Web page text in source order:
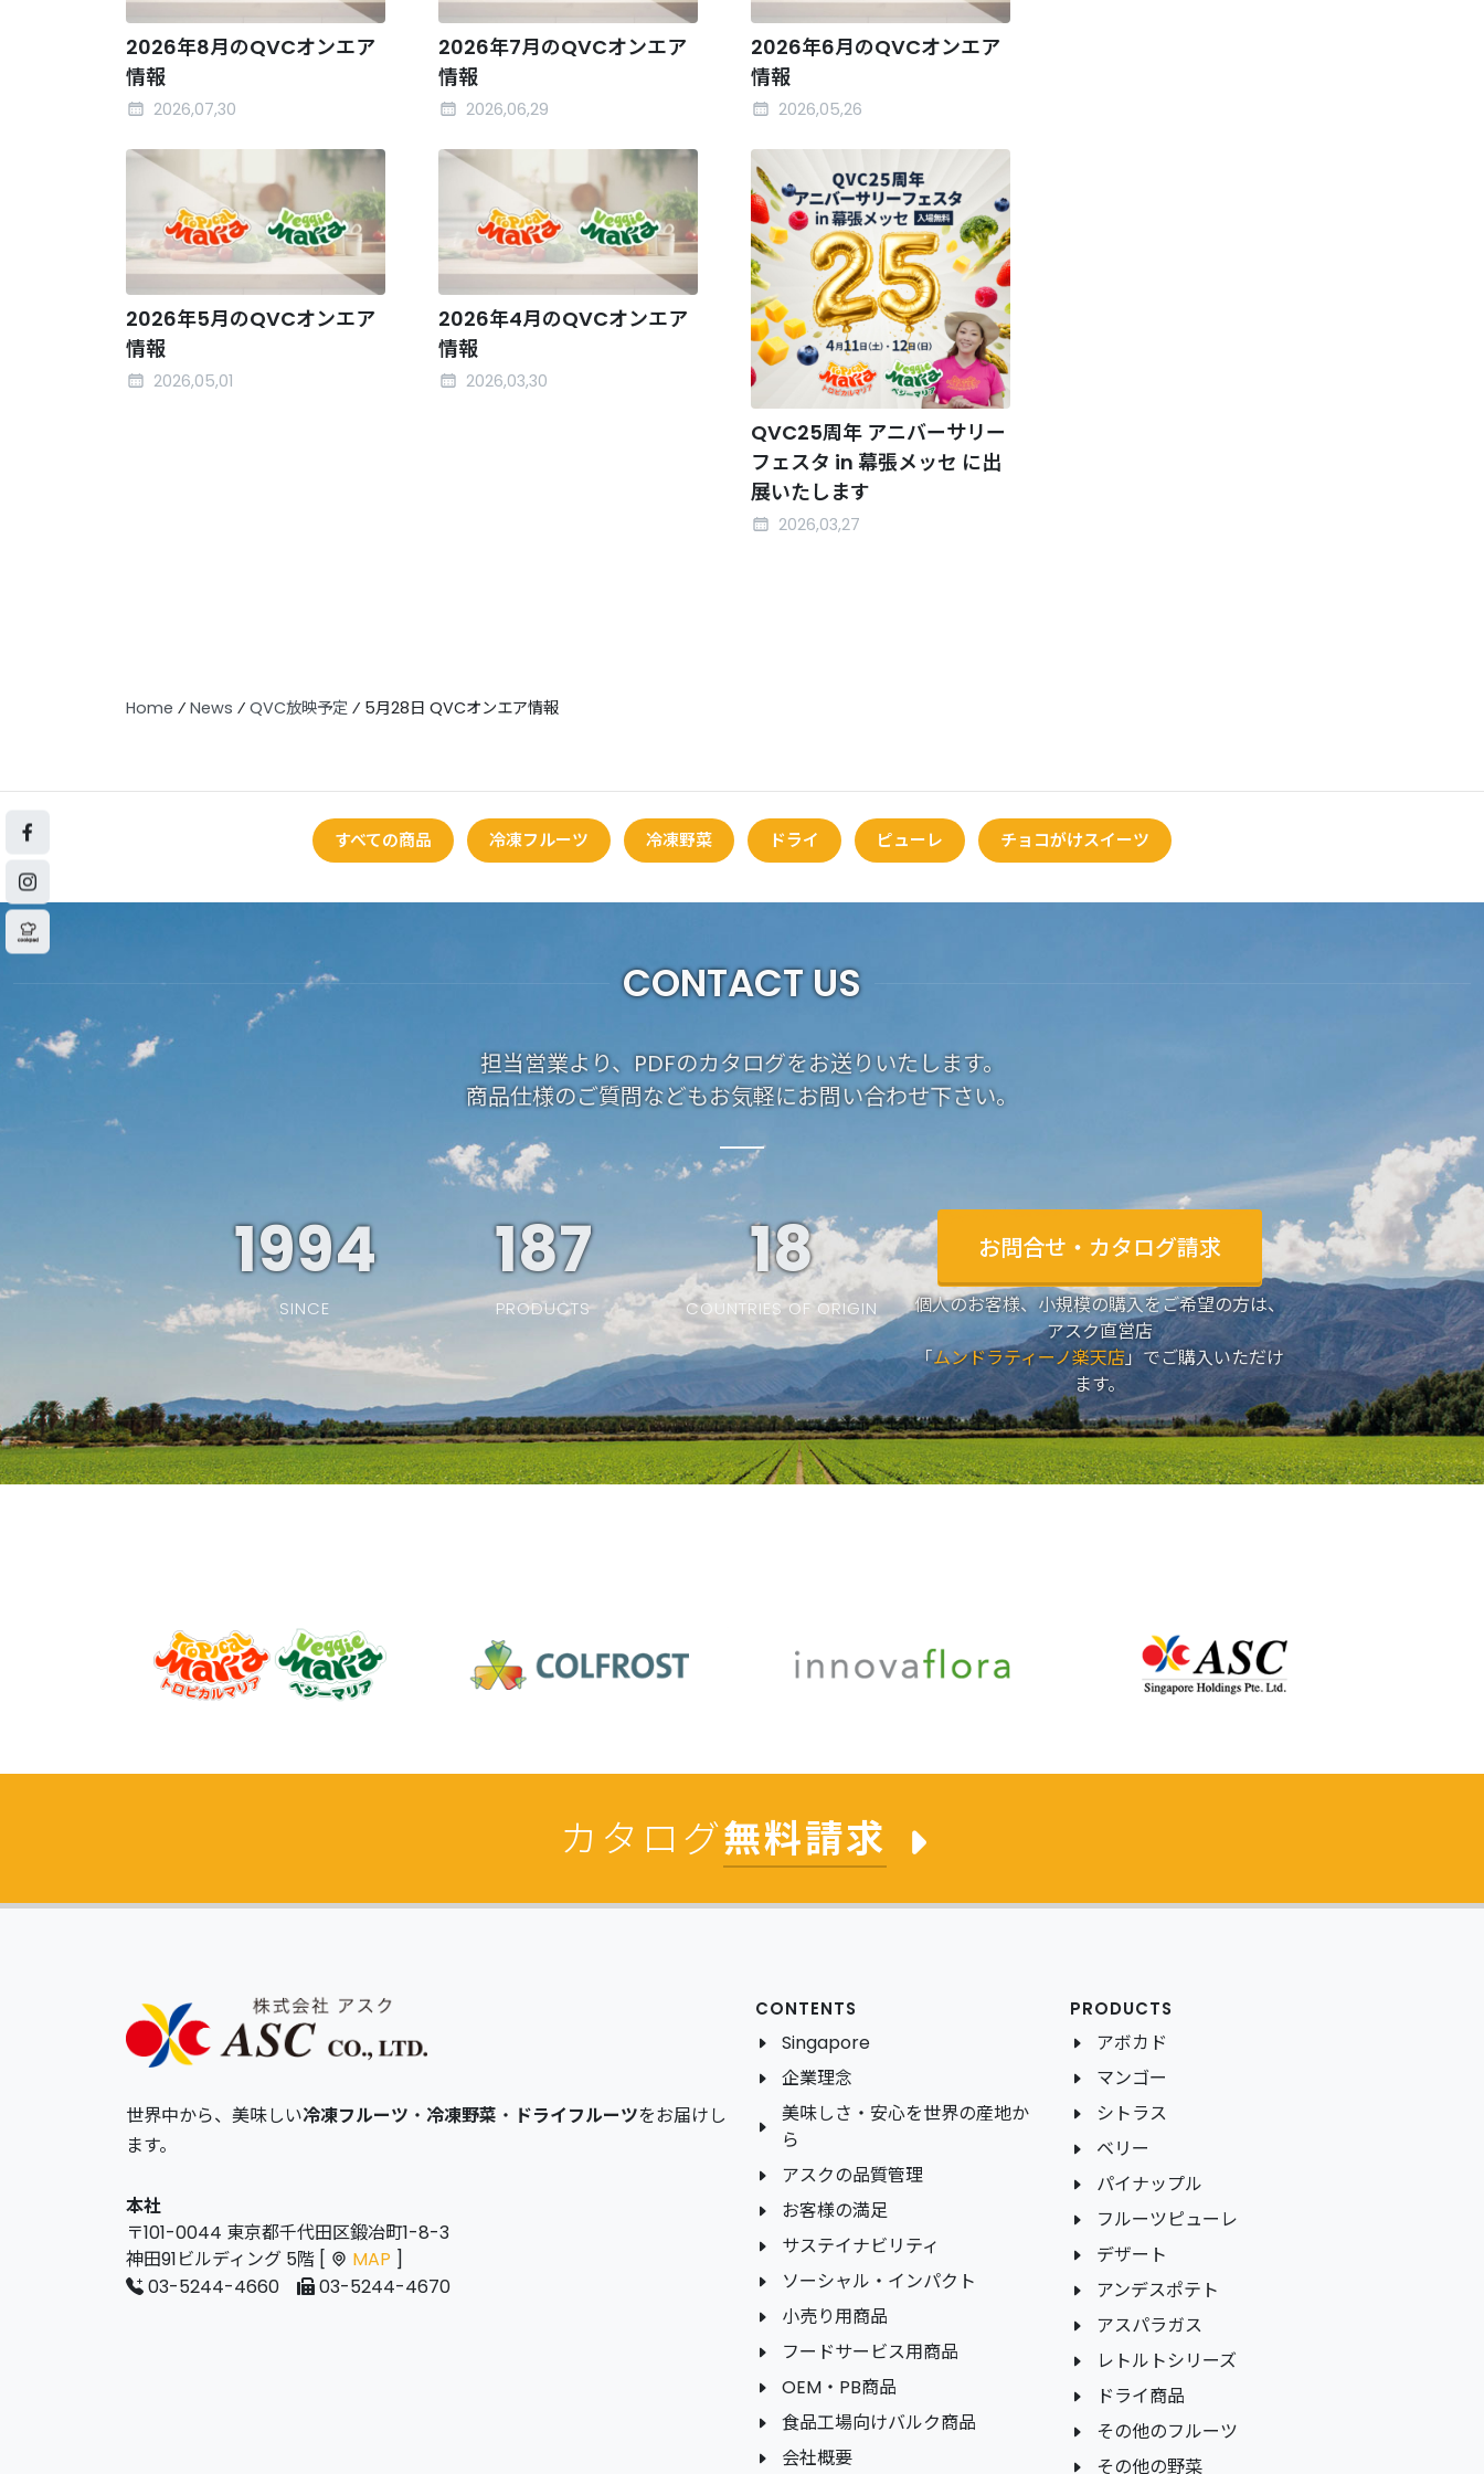
2026年8月のQVCオンエア
情報
2026,07,30
2026年7月のQVCオンエア
情報
2026,06,29
2026年6月のQVCオンエア
情報
2026,05,26
2026年5月のQVCオンエア
情報
2026,05,01
2026年4月のQVCオンエア
情報
2026,03,30
QVC25周年 アニバーサリー
フェスタ in 幕張メッセ に出
展いたします
2026,03,27
Home ⁄ News ⁄ QVC放映予定 ⁄ 5月28日 QVCオンエア情報
すべての商品 冷凍フルーツ 冷凍野菜 ドライ ピューレ チョコがけスイーツ
CONTACT US
担当営業より、PDFのカタログをお送りいたします。
商品仕様のご質問などもお気軽にお問い合わせ下さい。
1994
SINCE
187
PRODUCTS
19
COUNTRIES OF ORIGIN
お問合せ・カタログ請求
個人のお客様、小規模の購入をご希望の方は、
アスク直営店
「ムンドラティーノ楽天店」でご購入いただけ
ます。
カタログ無料請求
世界中から、美味しい冷凍フルーツ ・ 冷凍野菜 ・ ドライフルーツをお届けし
ます。
本社
〒101-0044 東京都千代田区鍛冶町1-8-3
神田91ビルディング 5階 [
MAP ]
03-5244-4660
03-5244-4670
CONTENTS
Singapore
企業理念
美味しさ・安心を世界の産地か
ら
アスクの品質管理
お客様の満足
サステイナビリティ
ソーシャル・インパクト
小売り用商品
フードサービス用商品
OEM・PB商品
食品工場向けバルク商品
会社概要
PRODUCTS
アボカド
マンゴー
シトラス
ベリー
パイナップル
フルーツピューレ
デザート
アンデスポテト
アスパラガス
レトルトシリーズ
ドライ商品
その他のフルーツ
その他の野菜